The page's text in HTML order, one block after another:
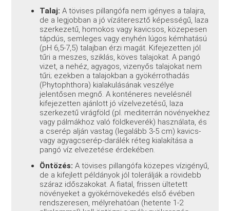
Talaj: A tövises pillangófa nem igényes a talajra,
de a legjobban a jó vízáteresztő képességű, laza
szerkezetű, homokos vagy kavicsos, közepesen
tápdús, semleges vagy enyhén lúgos kémhatású
(pH 6,5-7,5) talajban érzi magát. Kifejezetten jól
tűri a meszes, sziklás, köves talajokat. A pangó
vizet, a nehéz, agyagos, vizenyős talajokat nem
tűri; ezekben a talajokban a gyökérrothadás
(Phytophthora) kialakulásának veszélye
jelentősen megnő. A konténeres nevelésnél
kifejezetten ajánlott jó vízelvezetésű, laza
szerkezetű virágföld (pl. mediterrán növényekhez
vagy pálmákhoz való földkeverék) használata, és
a cserép alján vastag (legalább 3-5 cm) kavics-
vagy agyagcserép-darálék réteg kialakítása a
pangó víz elvezetése érdekében.
Öntözés: A tövises pillangófa közepes vízigényű,
de a kifejlett példányok jól tolerálják a rövidebb
száraz időszakokat. A fiatal, frissen ültetett
növényeket a gyökérnövekedés első évében
rendszeresen, mélyrehatóan (hetente 1-2